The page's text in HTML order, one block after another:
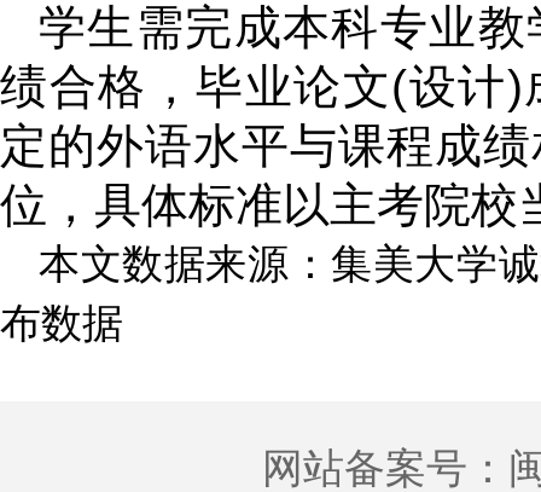
学生需完成本科专业
绩合格，毕业论文(设计
定的外语水平与课程成
位，具体标准以主考院校
本文数据来源：集美大学
布数据
网站备案号：